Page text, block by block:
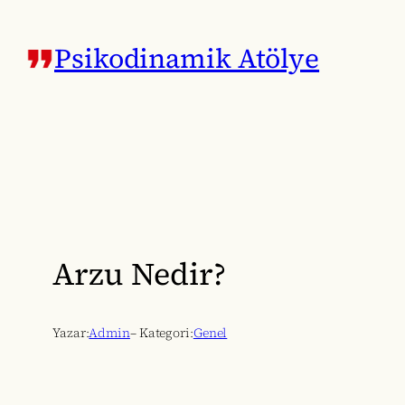
geç
Psikodinamik Atölye
Arzu Nedir?
Yazar:Admin– Kategori:Genel